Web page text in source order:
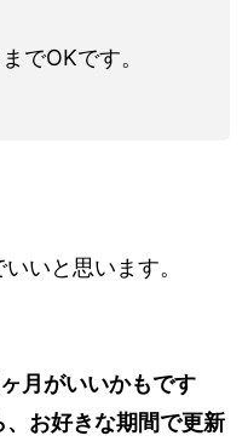
でOKです。
いと思います。
月がいいかもです
お好きな期間で更新